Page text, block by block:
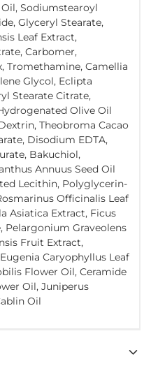
Sodiumstearoyl
Glyceryl Stearate,
Leaf Extract,
Carbomer,
Tromethamine, Camellia
Glycol, Eclipta
Stearate Citrate,
Olive Oil
Theobroma Cacao
Disodium EDTA,
Bakuchiol,
Annuus Seed Oil
Lecithin, Polyglycerin-
Officinalis Leaf
Asiatica Extract, Ficus
Pelargonium Graveolens
Fruit Extract,
Caryophyllus Leaf
Flower Oil, Ceramide
Oil, Juniperus
Oil